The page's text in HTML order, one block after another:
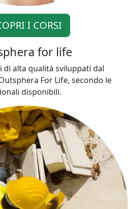
I CORSI
for life
alta qualità sviluppati dal
For Life, secondo le
disponibili.